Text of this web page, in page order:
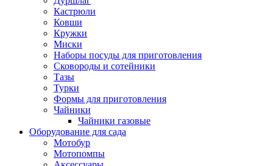
Кастрюли
Ковши
Кружки
Миски
Наборы посуды для приготовления
Сковороды и сотейники
Тазы
Турки
Формы для приготовления
Чайники
Чайники газовые
Оборудование для сада
Мотобур
Мотопомпы